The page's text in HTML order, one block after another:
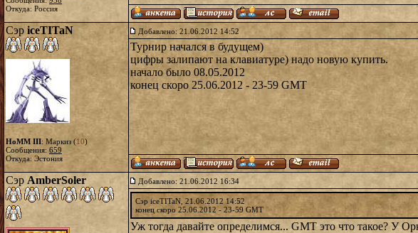
Откуда: Россия
Сэр iceTITaN
HoMM III: Маркиз (10)
Сообщения: 659
Откуда: Эстония
Добавлено: 21.06.2012 14:52
Турнир начался в будущем)
цифры залипают на клавиатуре) надо новую купить.
начало было 08.05.2012
конец скоро 25.06.2012 - 23-59 GMT
Сэр AmberSoler Добавлено: 21.06.2012 16:34
Сэр iceTITaN, 21.06.2012 14:52
конец скоро 25.06.2012 - 23-59 GMT
Уж тогда давайте определимся... GMT это что такое? У